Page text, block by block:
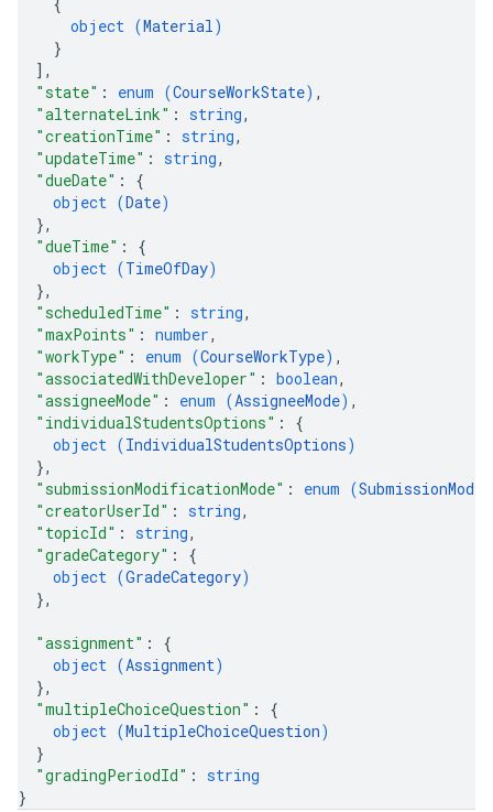
object (Material)
}
] ,
"state" : enum (CourseWorkState) ,
"alternateLink" : string,
"creationTime" : string,
"updateTime" : string,
"dueDate" : {
object (Date)
},
"dueTime" : {
object (TimeOfDay)
},
"scheduledTime" : string,
"maxPoints" : number,
"workType" : enum (CourseWorkType) ,
"associatedWithDeveloper" : boolean,
"assigneeMode" : enum (AssigneeMode) ,
"individualStudentsOptions" : {
object (IndividualStudentsOptions)
},
"submissionModificationMode" : enum (
"creatorUserId" : string,
"topicId" : string,
"gradeCategory" : {
object (GradeCategory)
},
"assignment" : {
object (Assignment)
},
"multipleChoiceQuestion" : {
object (MultipleChoiceQuestion)
}
"gradingPeriodId" : string
}